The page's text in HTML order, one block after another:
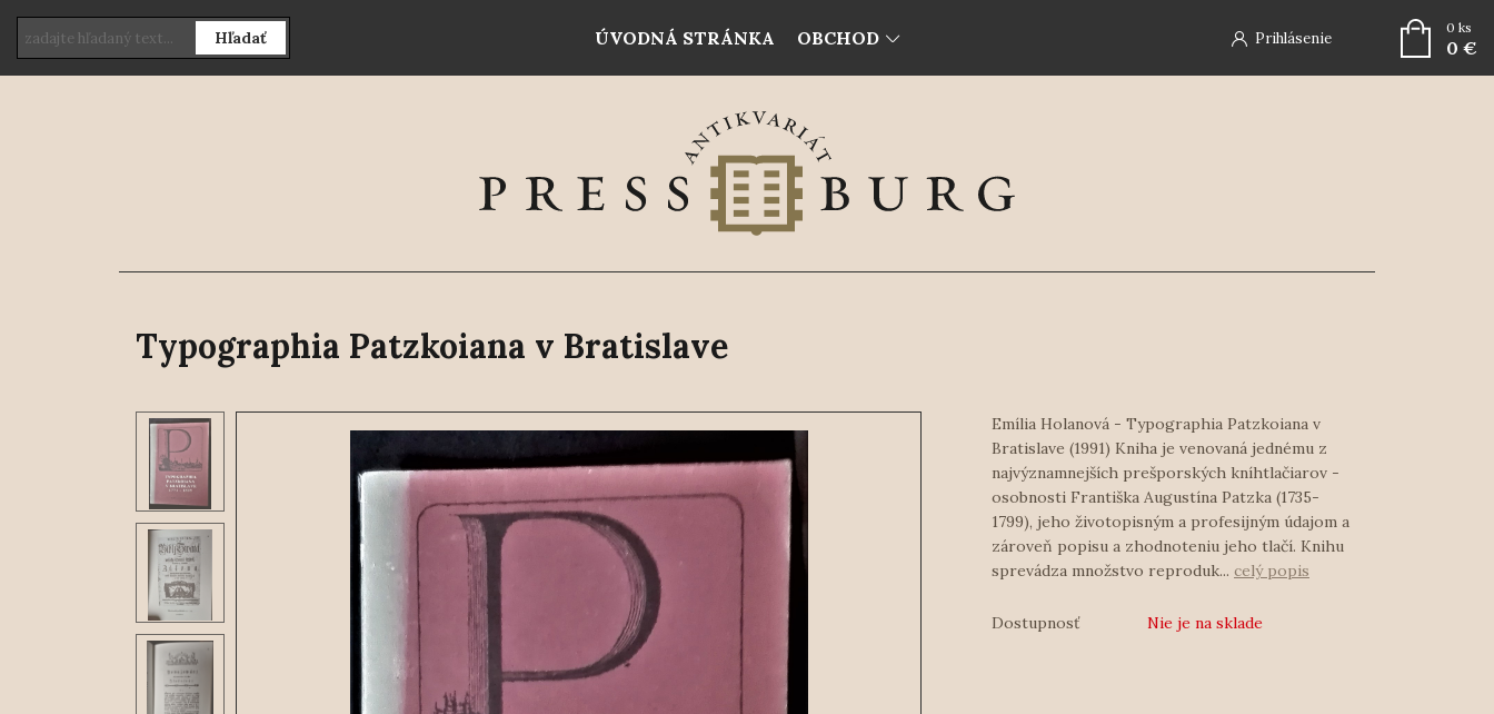
ÚVODNÁ STRÁNKA OBCHOD Prihlásenie
Hľadať
0 ks
0 €
Typographia Patzkoiana v Bratislave
Emília Holanová - Typographia Patzkoiana v
Bratislave (1991) Kniha je venovaná jednému z
najvýznamnejších prešporských kníhtlačiarov -
osobnosti Františka Augustína Patzka (1735-
1799), jeho životopisným a profesijným údajom a
zároveň popisu a zhodnoteniu jeho tlačí. Knihu
sprevádza množstvo reproduk... celý popis
Dostupnosť Nie je na sklade